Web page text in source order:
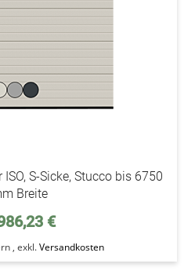
S-Sicke, Stucco bis 6750
Breite
€
, exkl.Versandkosten